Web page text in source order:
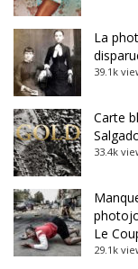
La
39.1k
Carte
33.4k
Le
29.1k